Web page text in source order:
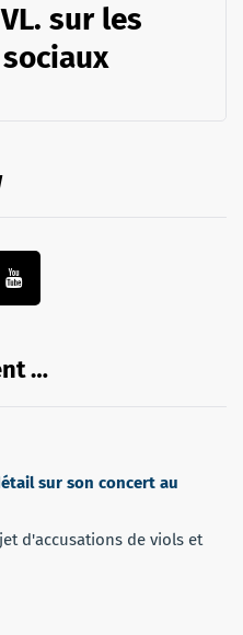
sur les
…
sur son concert au
d'accusations de viols et